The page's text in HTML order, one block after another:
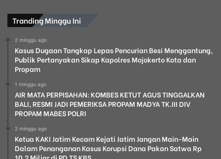
Tranding Minggu Ini
2 minggu ago
Kasus Dugaan Tangkap Lepas Pencurian Besi Menggantung,
Publik Pertanyakan Sikap Kapolres Mojokerto Kota dan
Propam
1 minggu ago
AIR MATA PERPISAHAN: KOMBES KETUT AGUS TINGGALKAN
BALI, RESMI JADI PEMERIKSA PROPAM MADYA TK.III DIV
PROPAM MABES POLRI
2 minggu ago
Ketua KAKI Jatim Kecam Kejati Jatim Jangan Main-Main
Dalam Penanganan Kasus Korupsi Dana Pakan Satwa Rp